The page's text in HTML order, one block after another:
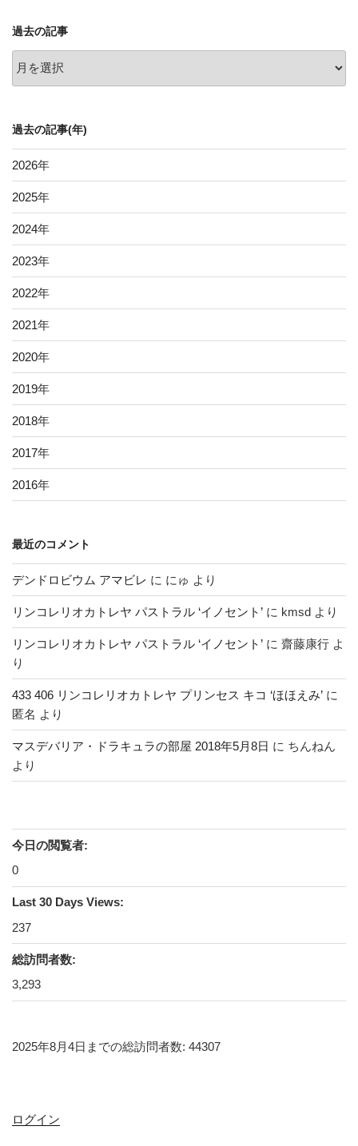
過去の記事
過
事
過去の記事(年)
2026年
2025年
2024年
2023年
2022年
2021年
2020年
2019年
2018年
2017年
2016年
最近のコメント
デンドロビウム アマビレ に にゅ より
リンコレリオカトレヤ パストラル ‘イノセント’ に kmsd より
リンコレリオカトレヤ パストラル ‘イノセント’ に 齋藤康行 よ
り
433 406 リンコレリオカトレヤ プリンセス キコ ‘ほほえみ’ に
匿名 より
マスデバリア・ドラキュラの部屋 2018年5月8日 に ちんねん
より
今日の閲覧者:
0
Last 30 Days Views:
237
総訪問者数:
3,293
2025年8月4日までの総訪問者数: 44307
ログイン